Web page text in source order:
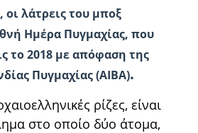
οι λάτρεις του μποξ
Ημέρα Πυγμαχίας, που
το 2018 με απόφαση της
Πυγμαχίας (AIBA).
ρίζες, είναι
στο οποίο δύο άτομα,